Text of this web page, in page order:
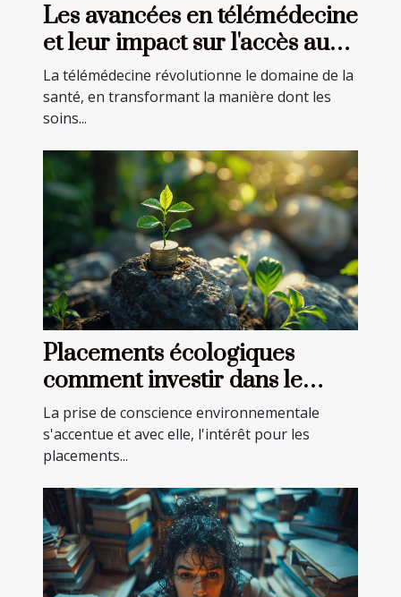
Les avancées en télémédecine
et leur impact sur l'accès aux
soins
La télémédecine révolutionne le domaine de la
santé, en transformant la manière dont les
soins...
Placements écologiques
comment investir dans le
développement durable
La prise de conscience environnementale
s'accentue et avec elle, l'intérêt pour les
placements...